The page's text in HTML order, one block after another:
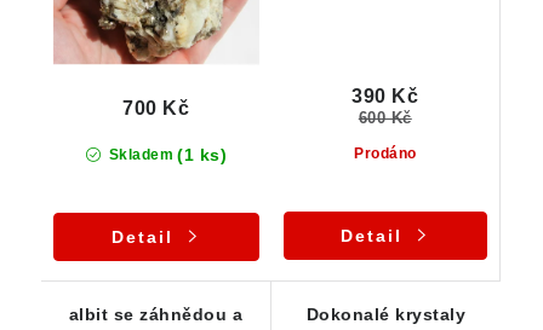
Skladem (1 ks)
700 Kč
Detail
Prodáno
390 Kč
600 Kč
Detail
albit se záhnědou a
Dokonalé krystaly